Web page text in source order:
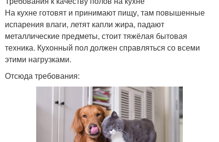
На кухне готовят и принимают пищу, там повышенные
испарения влаги, летят капли жира, падают
металлические предметы, стоит тяжёлая бытовая
техника. Кухонный пол должен справляться со всеми
этими нагрузками.
Отсюда требования: